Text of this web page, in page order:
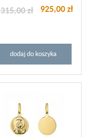
925,00 zł
zł
dodaj do koszyka